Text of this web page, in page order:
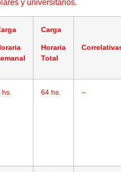
y universitarios.
Carga
Horaria
Total
64 hs. –